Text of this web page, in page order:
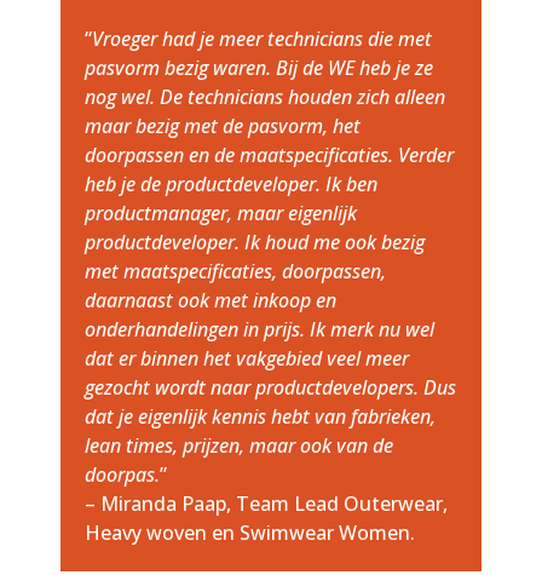
“Vroeger had je meer technicians die met
pasvorm bezig waren. Bij de WE heb je ze
nog wel. De technicians houden zich alleen
maar bezig met de pasvorm, het
doorpassen en de maatspecificaties. Verder
heb je de productdeveloper. Ik ben
productmanager, maar eigenlijk
productdeveloper. Ik houd me ook bezig
met maatspecificaties, doorpassen,
daarnaast ook met inkoop en
onderhandelingen in prijs. Ik merk nu wel
dat er binnen het vakgebied veel meer
gezocht wordt naar productdevelopers. Dus
dat je eigenlijk kennis hebt van fabrieken,
lean times, prijzen, maar ook van de
doorpas.”
– Miranda Paap, Team Lead Outerwear,
Heavy woven en Swimwear Women.